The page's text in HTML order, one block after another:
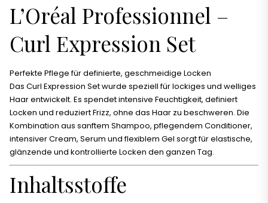
L’Oréal Professionnel –
Curl Expression Set
Perfekte Pflege für definierte, geschmeidige Locken
Das Curl Expression Set wurde speziell für lockiges und welliges
Haar entwickelt. Es spendet intensive Feuchtigkeit, definiert
Locken und reduziert Frizz, ohne das Haar zu beschweren. Die
Kombination aus sanftem Shampoo, pflegendem Conditioner,
intensiver Cream, Serum und flexiblem Gel sorgt für elastische,
glänzende und kontrollierte Locken den ganzen Tag.
Inhaltsstoffe